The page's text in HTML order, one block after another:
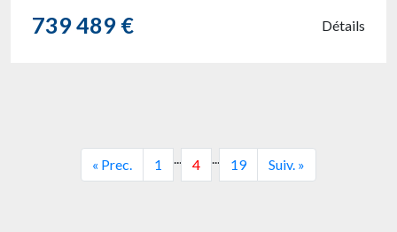
739 489 € Détails
« Prec. 1 ... 4 ... 19 Suiv. »